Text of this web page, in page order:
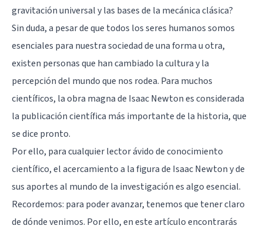
gravitación universal y las bases de la mecánica clásica?
Sin duda, a pesar de que todos los seres humanos somos
esenciales para nuestra sociedad de una forma u otra,
existen personas que han cambiado la cultura y la
percepción del mundo que nos rodea. Para muchos
científicos, la obra magna de Isaac Newton es considerada
la publicación científica más importante de la historia, que
se dice pronto.
Por ello, para cualquier lector ávido de conocimiento
científico, el acercamiento a la figura de Isaac Newton y de
sus aportes al mundo de la investigación es algo esencial.
Recordemos: para poder avanzar, tenemos que tener claro
de dónde venimos. Por ello, en este artículo encontrarás